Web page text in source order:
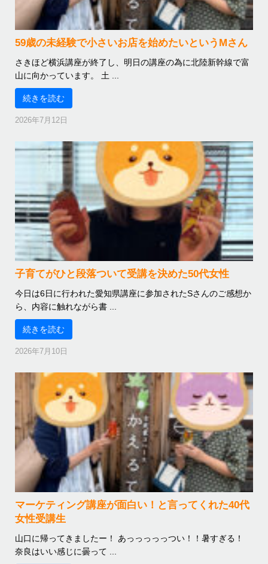
59歳の未経験で小さいお店を始めたいというMさん
さきほど横浜講座が終了し、明日の講座の為に北陸新幹線で富
山に向かっています。 土 ...
続きを読む
2026年7月12日
子育てがひと段落ついて受講を決めた50代女性
今日は6日に行われた愛知県講座に参加されたSさんのご感想か
ら、内容に触れながら書 ...
続きを読む
2026年7月10日
マーケティング講座が面白い！と言ってくれた40代
女性受講生
山口に帰ってきましたー！ あっっっっっつい！！暑すぎる！
奈良はいい感じに曇って ...